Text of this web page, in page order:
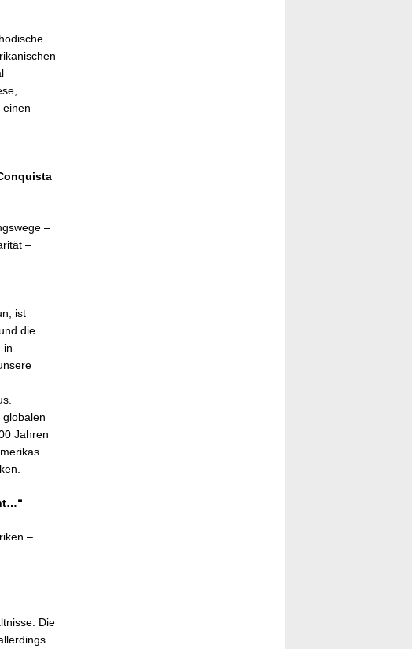
einen
–
–
ist
die
in
Jahren
–
Die